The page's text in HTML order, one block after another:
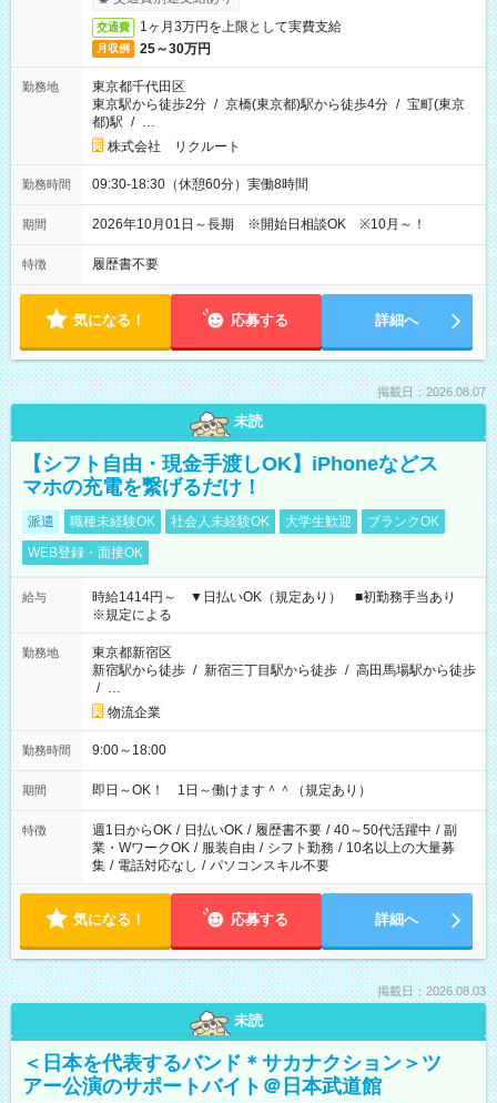
交通費 1ヶ月3万円を上限として実費支給
月収例 25～30万円
勤務地
東京都千代田区
東京駅から徒歩2分 / 京橋(東京都)駅から徒歩4分 / 宝町(東京
都)駅 / …
株式会社 リクルート
勤務時間 09:30-18:30（休憩60分）実働8時間
期間 2026年10月01日～長期 ※開始日相談OK ※10月～！
特徴 履歴書不要
気になる！ 応募する 詳細へ
掲載日：2026.08.07
未読
【シフト自由・現金手渡しOK】iPhoneなどス
マホの充電を繋げるだけ！
派遣 職種未経験OK 社会人未経験OK 大学生歓迎
ブランクOK
WEB登録・面接OK
給与
時給1414円～ ▼日払いOK（規定あり） ■初勤務手当あり
※規定による
勤務地
東京都新宿区
新宿駅から徒歩 / 新宿三丁目駅から徒歩 / 高田馬場駅から徒歩
/ …
物流企業
勤務時間 9:00～18:00
期間 即日～OK！ 1日～働けます＾＾（規定あり）
特徴 週1日からOK / 日払いOK / 履歴書不要 / 40～50代活躍中 / 副
業・WワークOK / 服装自由 / シフト勤務 / 10名以上の大量募
集 / 電話対応なし / パソコンスキル不要
気になる！ 応募する 詳細へ
掲載日：2026.08.03
未読
＜日本を代表するバンド＊サカナクション＞ツ
アー公演のサポートバイト＠日本武道館